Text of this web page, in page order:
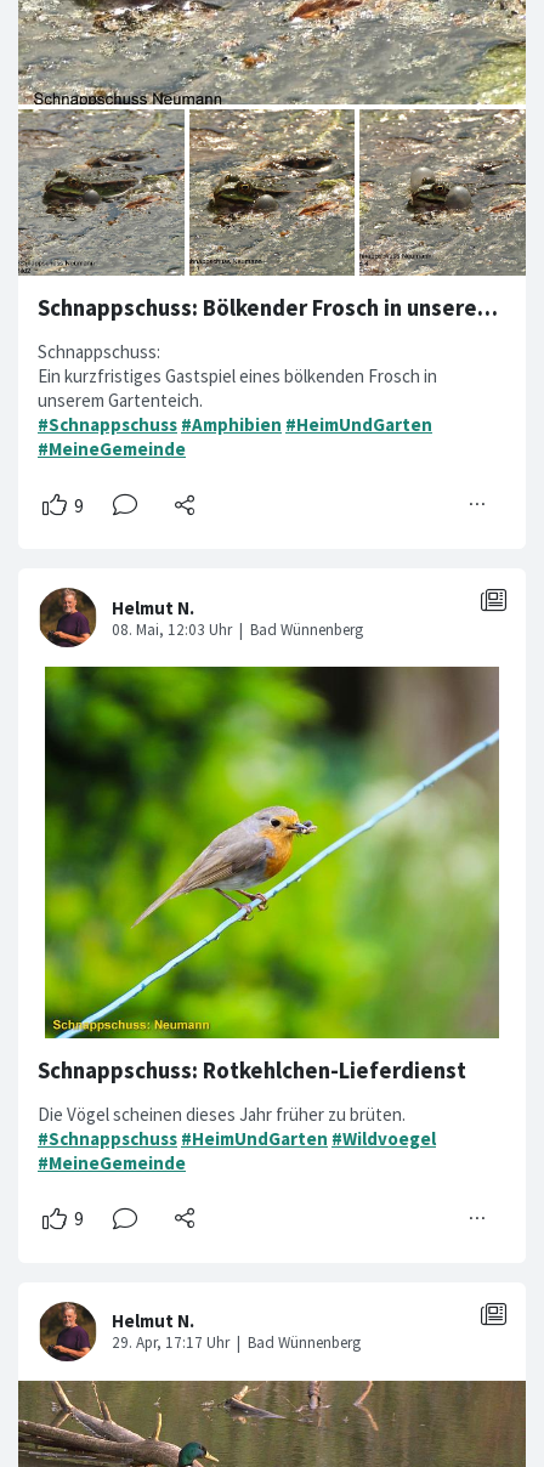
Schnappschuss: Bölkender Frosch in unserem Gartenteich
Schnappschuss:
Ein kurzfristiges Gastspiel eines bölkenden Frosch in
unserem Gartenteich.
#Schnappschuss #Amphibien #HeimUndGarten
#MeineGemeinde
Schnappschuss: Rotkehlchen-Lieferdienst
Die Vögel scheinen dieses Jahr früher zu brüten.
#Schnappschuss #HeimUndGarten #Wildvoegel
#MeineGemeinde